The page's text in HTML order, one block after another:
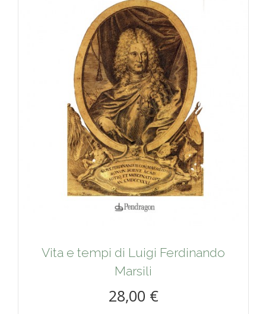
Vita e tempi di Luigi Ferdinando
Marsili
28,00 €